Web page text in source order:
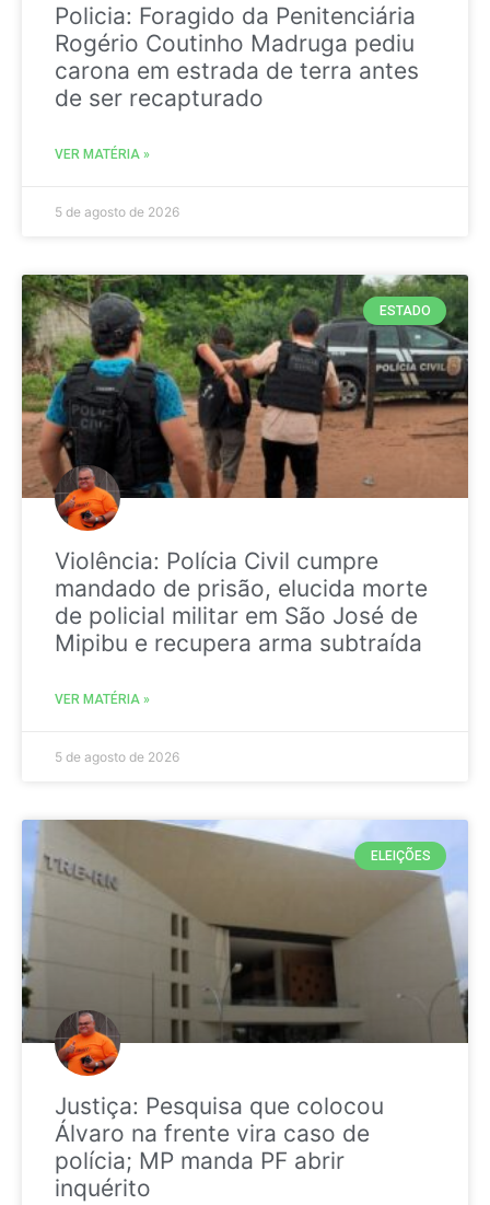
Policia: Foragido da Penitenciária
Rogério Coutinho Madruga pediu
carona em estrada de terra antes
de ser recapturado
VER MATÉRIA »
5 de agosto de 2026
ESTADO
Violência: Polícia Civil cumpre
mandado de prisão, elucida morte
de policial militar em São José de
Mipibu e recupera arma subtraída
VER MATÉRIA »
5 de agosto de 2026
ELEIÇÕES
Justiça: Pesquisa que colocou
Álvaro na frente vira caso de
polícia; MP manda PF abrir
inquérito